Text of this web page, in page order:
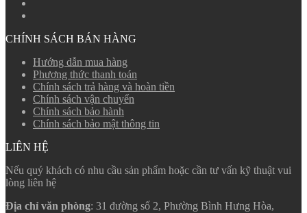
CHÍNH SÁCH BÁN HÀNG
Hướng dẫn mua hàng
Phương thức thanh toán
Chính sách trả hàng và hoàn tiền
Chính sách vận chuyển
Chính sách bảo hành
Chính sách bảo mật thông tin
LIÊN HỆ
Nếu quý khách có nhu cầu sản phẩm hoặc cần tư vấn kỹ thuật vui
lòng liên hệ
Địa chỉ văn phòng: 31 đường số 2, Phường Bình Hưng Hòa,